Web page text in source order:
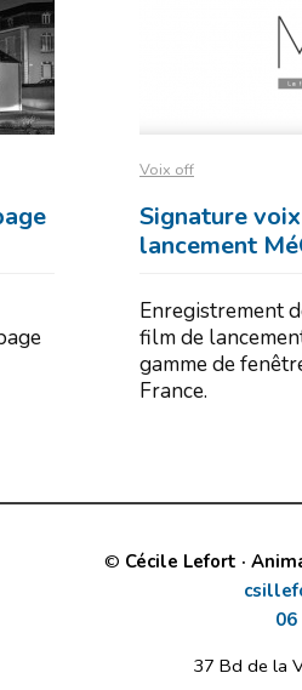
Voix off
Signature
lancement
Enregistrement
film de
gamme de
France.
© Cécile Lefort ·
06
37 Bd de la